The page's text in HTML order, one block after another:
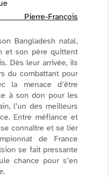
Pierre-François
Bangladesh natal,
et son père quittent
Dès leur arrivée, ils
du combattant pour
la menace d’être
à son don pour les
l’un des meilleurs
Entre méfiance et
connaître et se lier
de France
se fait pressante
chance pour s’en